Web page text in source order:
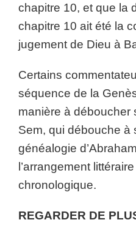
chapitre 10, et que la
chapitre 10 ait été la
jugement de Dieu à
Certains
séquence de la
manière à déboucher
Sem, qui débouche à
généalogie
l’arrangement
chronologique.
REGARDER DE